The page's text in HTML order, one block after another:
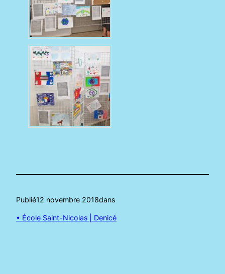
Publié12 novembre 2018dans
• École Saint-Nicolas | Denicé